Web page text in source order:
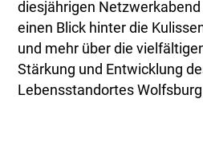
diesjährigen Netzwerkabend
einen Blick hinter die
und mehr über die
Stärkung und Entwicklung
Lebensstandortes